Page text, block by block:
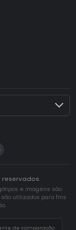
reservados.
e imagens são
utilizados para fins
de comparação